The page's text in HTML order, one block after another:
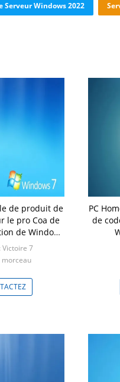
Serveur Windows 2022
de produit de
le pro Coa de
de Windows
7
Victoire 7
morceau
PC
de